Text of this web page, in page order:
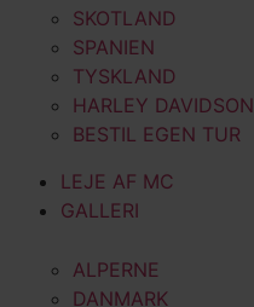
SKOTLAND
SPANIEN
TYSKLAND
HARLEY DAVIDSON
BESTIL EGEN TUR
LEJE AF MC
GALLERI
ALPERNE
DANMARK